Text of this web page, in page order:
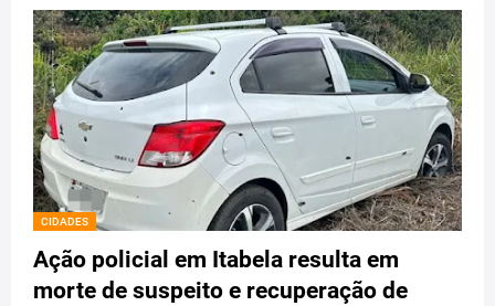
CIDADES
Ação policial em Itabela resulta em
morte de suspeito e recuperação de